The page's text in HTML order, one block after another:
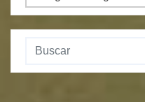
Categorías.